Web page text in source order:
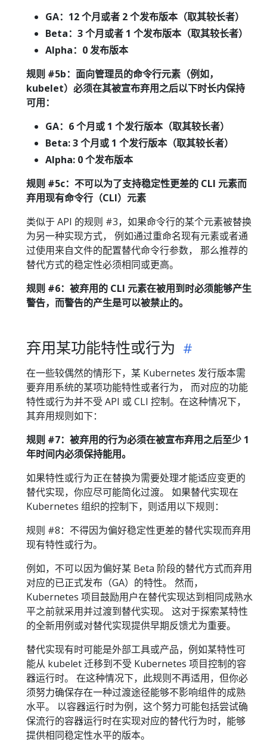
GA：12 个月或者 2 个发布版本（取其较长者）
Beta：3 个月或者 1 个发布版本（取其较长者）
Alpha：0 发布版本
规则 #5b：面向管理员的命令行元素（例如，
kubelet）必须在其被宣布弃用之后以下时长内保持
可用：
GA：6 个月或 1 个发行版本（取其较长者）
Beta: 3 个月或 1 个发行版本（取其较长者）
Alpha: 0 个发布版本
规则 #5c：不可以为了支持稳定性更差的 CLI 元素而
弃用现有命令行（CLI）元素
类似于 API 的规则 #3，如果命令行的某个元素被替换
为另一种实现方式， 例如通过重命名现有元素或者通
过使用来自文件的配置替代命令行参数， 那么推荐的
替代方式的稳定性必须相同或更高。
规则 #6：被弃用的 CLI 元素在被用到时必须能够产生
警告，而警告的产生是可以被禁止的。
弃用某功能特性或行为
在一些较偶然的情形下，某 Kubernetes 发行版本需
要弃用系统的某项功能特性或者行为， 而对应的功能
特性或行为并不受 API 或 CLI 控制。在这种情况下，
其弃用规则如下：
规则 #7：被弃用的行为必须在被宣布弃用之后至少 1
年时间内必须保持能用。
如果特性或行为正在替换为需要处理才能适应变更的
替代实现，你应尽可能简化过渡。 如果替代实现在
Kubernetes 组织的控制下，则适用以下规则：
规则 #8：不得因为偏好稳定性更差的替代实现而弃用
现有特性或行为。
例如，不可以因为偏好某 Beta 阶段的替代方式而弃用
对应的已正式发布（GA）的特性。 然而，
Kubernetes 项目鼓励用户在替代实现达到相同成熟水
平之前就采用并过渡到替代实现。 这对于探索某特性
的全新用例或对替代实现提供早期反馈尤为重要。
替代实现有时可能是外部工具或产品，例如某特性可
能从 kubelet 迁移到不受 Kubernetes 项目控制的容
器运行时。 在这种情况下，此规则不再适用，但你必
须努力确保存在一种过渡途径能够不影响组件的成熟
水平。 以容器运行时为例，这个努力可能包括尝试确
保流行的容器运行时在实现对应的替代行为时，能够
提供相同稳定性水平的版本。